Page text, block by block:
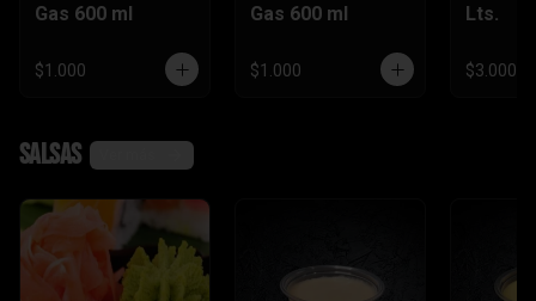
Gas 600 ml
$1.000
Gas 600 ml
$1.000
Lts.
$3.000
Salsas